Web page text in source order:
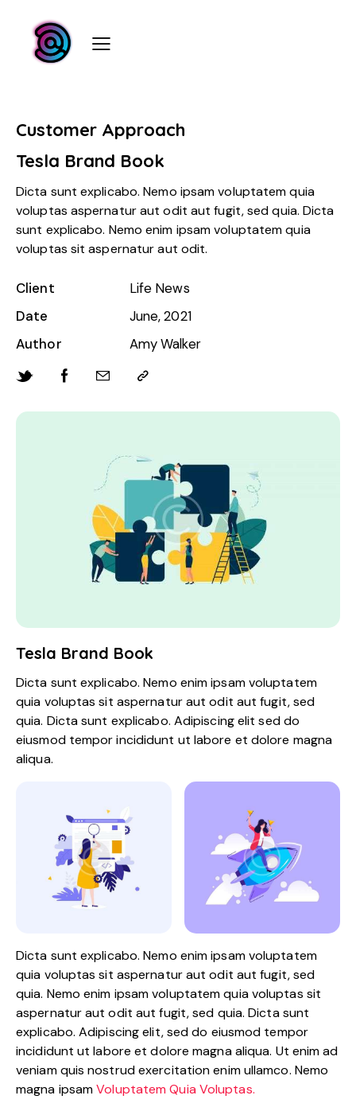
Customer Approach
Tesla Brand Book
Dicta sunt explicabo. Nemo enim ipsam voluptatem
quia voluptas sit aspernatur aut odit aut fugit, sed
quia. Dicta sunt explicabo. Adipiscing elit sed do
eiusmod tempor incididunt ut labore et dolore magna
aliqua.
Dicta sunt explicabo. Nemo enim ipsam voluptatem
quia voluptas sit aspernatur aut odit aut fugit, sed
quia. Nemo enim ipsam voluptatem quia voluptas sit
aspernatur aut odit aut fugit, sed quia. Dicta sunt
explicabo. Adipiscing elit, sed do eiusmod tempor
incididunt ut labore et dolore magna aliqua. Ut enim ad
veniam quis nostrud exercitation enim ullamco. Nemo
magna ipsamVoluptatem Quia Voluptas.
Tesla Brand Book
Dicta sunt explicabo. Nemo ipsam voluptatem quia
voluptas aspernatur aut odit aut fugit, sed quia. Dicta
sunt explicabo. Nemo enim ipsam voluptatem quia
voluptas sit aspernatur aut odit.
Client
Life News
Date
June, 2021
Author
Amy Walker